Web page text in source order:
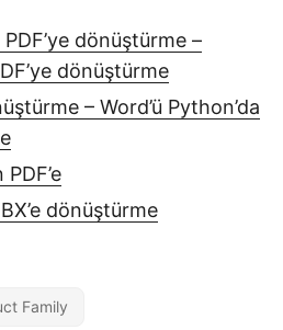
PDF’ye dönüştürme –
dönüştürme
– Word’ü Python’da
dönüştürme
Family